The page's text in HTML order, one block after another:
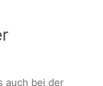
auch bei der